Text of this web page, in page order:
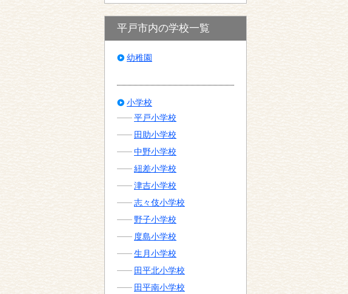
平戸市内の学校一覧
幼稚園
小学校
平戸小学校
田助小学校
中野小学校
紐差小学校
津吉小学校
志々伎小学校
野子小学校
度島小学校
生月小学校
田平北小学校
田平南小学校